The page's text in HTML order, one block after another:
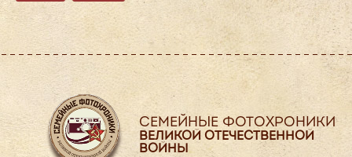
СЕМЕЙНЫЕ ФОТОХРОНИКИ
ВЕЛИКОЙ ОТЕЧЕСТВЕННОЙ
ВОЙНЫ